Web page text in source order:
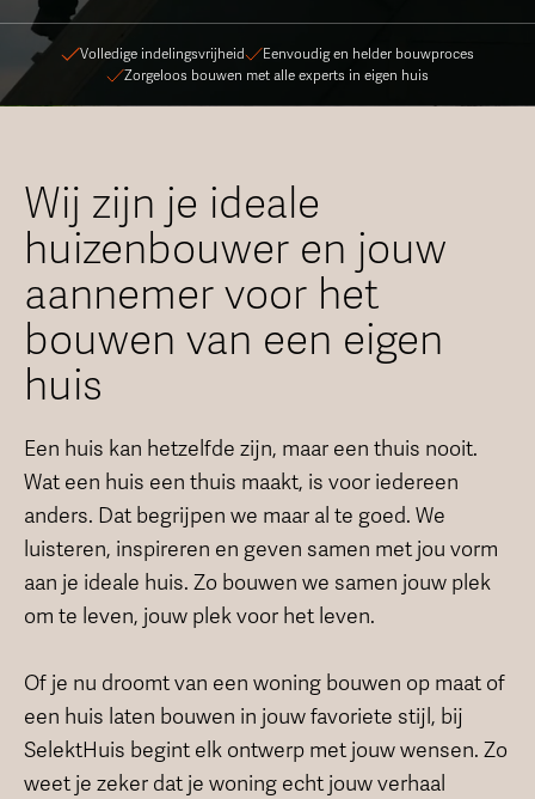
Volledige indelingsvrijheid
Eenvoudig en helder bouwproces
Zorgeloos bouwen met alle experts in eigen huis
Wij zijn je ideale
huizenbouwer en jouw
aannemer voor het
bouwen van een eigen
huis
Een huis kan hetzelfde zijn, maar een thuis nooit.
Wat een huis een thuis maakt, is voor iedereen
anders. Dat begrijpen we maar al te goed. We
luisteren, inspireren en geven samen met jou vorm
aan je ideale huis. Zo bouwen we samen jouw plek
om te leven, jouw plek voor het leven.
Of je nu droomt van een woning bouwen op maat of
een huis laten bouwen in jouw favoriete stijl, bij
SelektHuis begint elk ontwerp met jouw wensen. Zo
weet je zeker dat je woning echt jouw verhaal